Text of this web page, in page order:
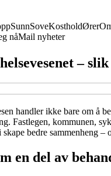
SunnSoveKostholdØrer
nåMail nyheter
–
handler ikke bare om å
Fastlegen, kommunen,
bedre sammenheng
en del av